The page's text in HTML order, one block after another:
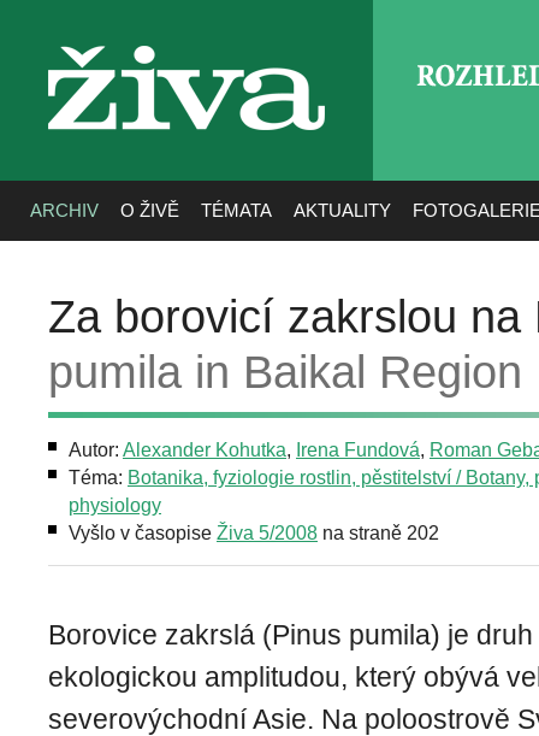
živa
ARCHIV O ŽIVĚ TÉMATA AKTUALITY
Za borovicí zakrslou
pumila in Baikal Region
Autor: Alexander Kohutka, Irena Fundová, Roman
Téma: Botanika, fyziologie rostlin, pěstitelství / Botany,
physiology
Vyšlo v časopise Živa 5/2008 na straně 202
Borovice zakrslá (Pinus pumila) je
ekologickou amplitudou, který obývá
severovýchodní Asie. Na poloostrově